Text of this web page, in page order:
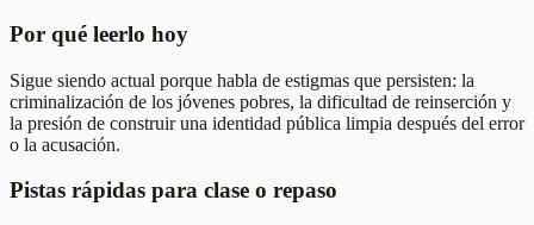
Por qué leerlo hoy
Sigue siendo actual porque habla de estigmas que persisten: la
criminalización de los jóvenes pobres, la dificultad de reinserción y
la presión de construir una identidad pública limpia después del error
o la acusación.
Pistas rápidas para clase o repaso